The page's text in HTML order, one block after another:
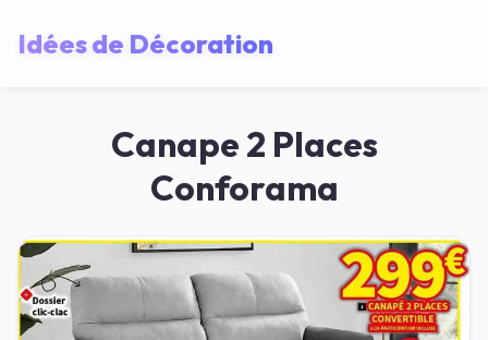
Idées de Décoration
Canape 2 Places
Conforama